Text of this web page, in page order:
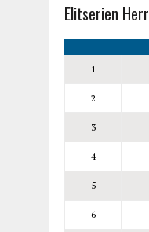
Elitserien Herr
1
2
3
4
5
6